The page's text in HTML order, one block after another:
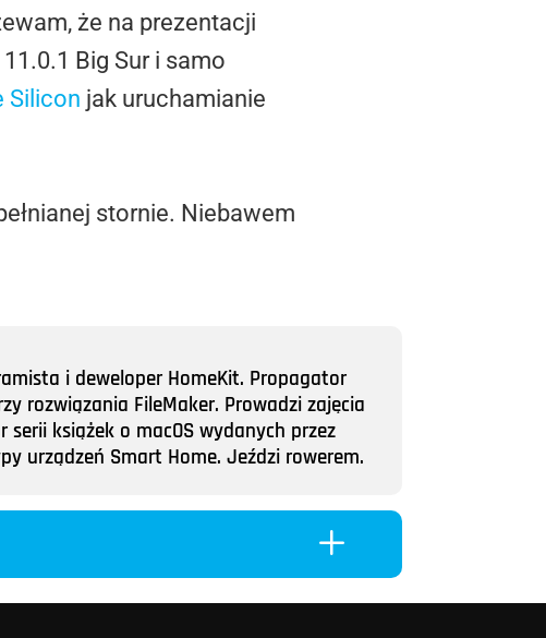
że na prezentacji
Big Sur i samo
Silicon jak uruchamianie
stornie. Niebawem
i deweloper HomeKit. Propagator
rozwiązania FileMaker. Prowadzi zajęcia
książek o macOS wydanych przez
urządzeń Smart Home. Jeździ rowerem.
L